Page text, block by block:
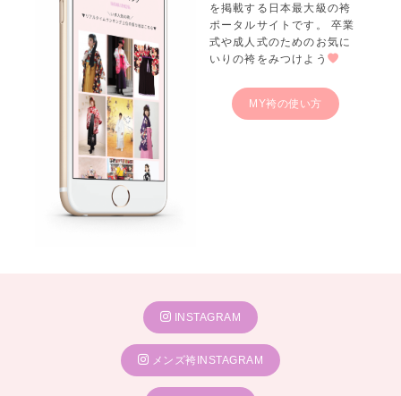
を掲載する日本最大級の袴
ポータルサイトです。 卒業
式や成人式のためのお気に
いりの袴をみつけよう
MY袴の使い方
INSTAGRAM
メンズ袴INSTAGRAM